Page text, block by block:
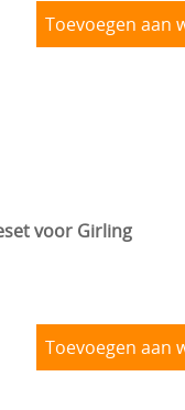
Toevoegen aan
voor Girling
Toevoegen aan